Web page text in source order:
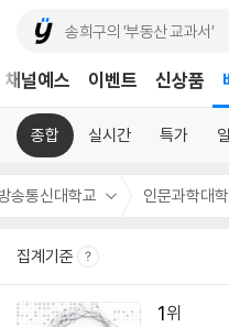
채널예스 이벤트 신상품
종합 실시간 특가
송통신대학교 인문과학대학
집계기준
1